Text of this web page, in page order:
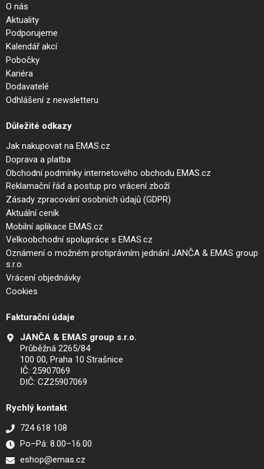
O nás
Aktuality
Podporujeme
Kalendář akcí
Pobočky
Kariéra
Dodavatelé
Odhlášení z newsletteru
Důležité odkazy
Jak nakupovat na EMAS.cz
Doprava a platba
Obchodní podmínky internetového obchodu EMAS.cz
Reklamační řád a postup pro vrácení zboží
Zásady zpracování osobních údajů (GDPR)
Aktuální ceník
Mobilní aplikace EMAS.cz
Velkoobchodní spolupráce s EMAS.cz
Oznámení o možném protiprávním jednání JANČA & EMAS group
s.r.o.
Vrácení objednávky
Cookies
Fakturační údaje
JANČA & EMAS group s.r.o.
Průběžná 2265/84
100 00, Praha 10 Strašnice
IČ: 25907069
DIČ: CZ25907069
Rychlý kontakt
724 618 108
Po–Pá: 8.00–16.00
eshop@emas.cz